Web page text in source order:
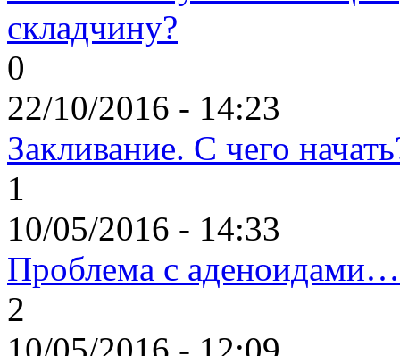
складчину?
0
22/10/2016 - 14:23
Закливание. С чего
1
10/05/2016 - 14:33
Проблема с аденоидами…
2